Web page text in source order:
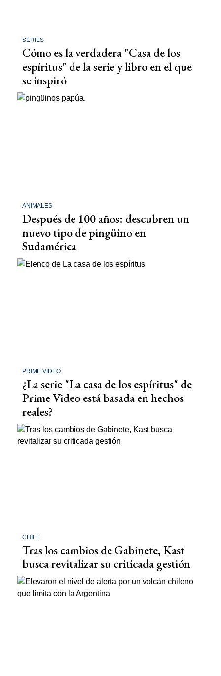
SERIES
Cómo es la verdadera "Casa de los
espíritus" de la serie y libro en el que
se inspiró
ANIMALES
Después de 100 años: descubren un
nuevo tipo de pingüino en
Sudamérica
PRIME VIDEO
¿La serie "La casa de los espíritus" de
Prime Video está basada en hechos
reales?
CHILE
Tras los cambios de Gabinete, Kast
busca revitalizar su criticada gestión